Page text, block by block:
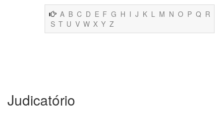
A B C D E F G H I J K L M N O P Q R
S T U V W X Y Z
Judicatório